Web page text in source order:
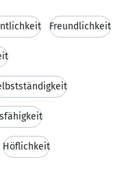
Freundlichkeit
Höflichkeit